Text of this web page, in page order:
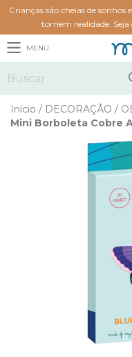
Crianças são cheias de sonhos
tornem realidade.
MENU
Início / DECORAÇÃO /
Mini Borboleta Cobre